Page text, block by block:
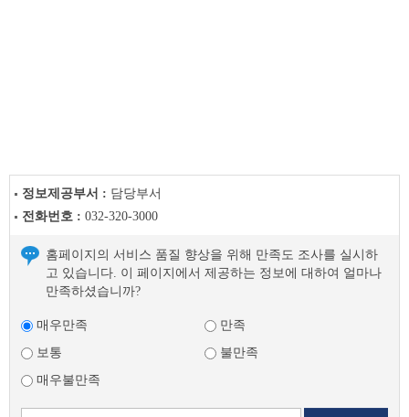
시
이
음
글
정보제공부서 : 담당부서
전화번호 : 032-320-3000
홈페이지의 서비스 품질 향상을 위해 만족도 조사를 실시하
고 있습니다. 이 페이지에서 제공하는 정보에 대하여 얼마나
만족하셨습니까?
매우만족
만족
보통
불만족
매우불만족